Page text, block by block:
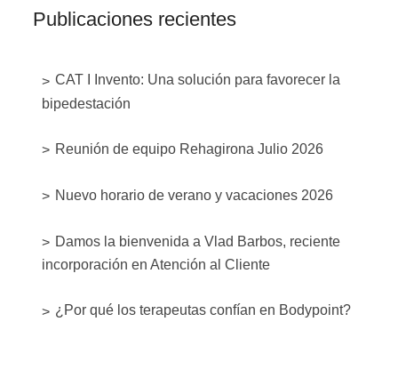
Publicaciones recientes
CAT I Invento: Una solución para favorecer la
bipedestación
Reunión de equipo Rehagirona Julio 2026
Nuevo horario de verano y vacaciones 2026
Damos la bienvenida a Vlad Barbos, reciente
incorporación en Atención al Cliente
¿Por qué los terapeutas confían en Bodypoint?